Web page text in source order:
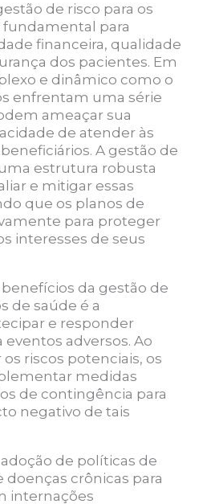
de risco para os
fundamental para
financeira, qualidade
dos pacientes. Em
e dinâmico como o
enfrentam uma série
ameaçar sua
de atender às
A gestão de
estrutura robusta
e mitigar essas
que os planos de
para proteger
interesses de seus
da gestão de
de saúde é a
e responder
adversos. Ao
riscos potenciais, os
medidas
de contingência para
negativo de tais
de políticas de
crônicas para
internações